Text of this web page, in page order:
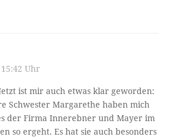
Uhr
ist mir auch etwas klar geworden:
Schwester Margarethe haben mich
der Firma Innerebner und Mayer im
so ergeht. Es hat sie auch besonders